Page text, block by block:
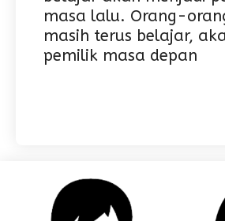
masa lalu. Orang-
masih terus belajar,
pemilik masa depan